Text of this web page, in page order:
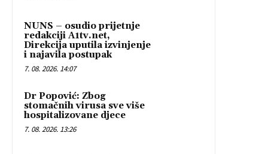
NUNS – osudio prijetnje
redakciji A1tv.net,
Direkcija uputila izvinjenje
i najavila postupak
7. 08. 2026. 14:07
Dr Popović: Zbog
stomačnih virusa sve više
hospitalizovane djece
7. 08. 2026. 13:26